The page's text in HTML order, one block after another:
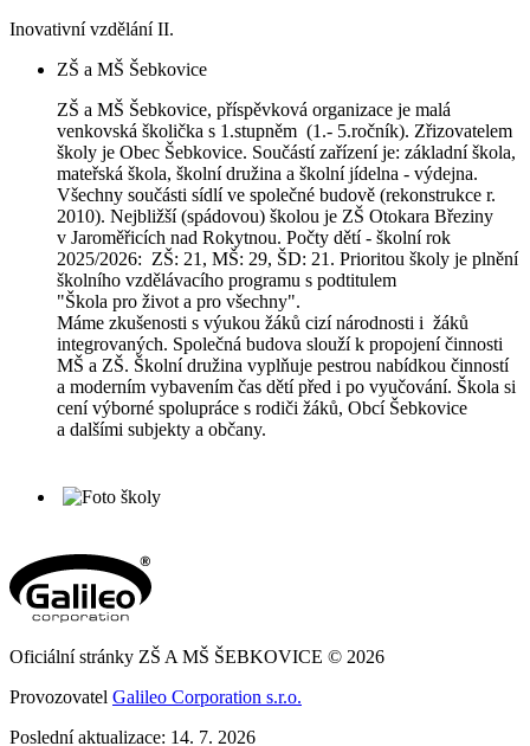
Inovativní vzdělání II.
ZŠ a MŠ Šebkovice
ZŠ a MŠ Šebkovice, příspěvková organizace je malá
venkovská školička s 1.stupněm (1.- 5.ročník). Zřizovatelem
školy je Obec Šebkovice. Součástí zařízení je: základní škola,
mateřská škola, školní družina a školní jídelna - výdejna.
Všechny součásti sídlí ve společné budově (rekonstrukce r.
2010). Nejbližší (spádovou) školou je ZŠ Otokara Březiny
v Jaroměřicích nad Rokytnou. Počty dětí - školní rok
2025/2026: ZŠ: 21, MŠ: 29, ŠD: 21. Prioritou školy je plnění
školního vzdělávacího programu s podtitulem
"Škola pro život a pro všechny".
Máme zkušenosti s výukou žáků cizí národnosti i žáků
integrovaných. Společná budova slouží k propojení činnosti
MŠ a ZŠ. Školní družina vyplňuje pestrou nabídkou činností
a moderním vybavením čas dětí před i po vyučování. Škola si
cení výborné spolupráce s rodiči žáků, Obcí Šebkovice
a dalšími subjekty a občany.
Oficiální stránky ZŠ A MŠ ŠEBKOVICE © 2026
Provozovatel Galileo Corporation s.r.o.
Poslední aktualizace: 14. 7. 2026